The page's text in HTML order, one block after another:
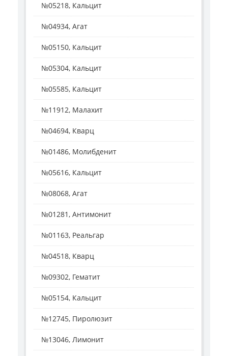
№05218, Кальцит
№04934, Агат
№05150, Кальцит
№05304, Кальцит
№05585, Кальцит
№11912, Малахит
№04694, Кварц
№01486, Молибденит
№05616, Кальцит
№08068, Агат
№01281, Антимонит
№01163, Реальгар
№04518, Кварц
№09302, Гематит
№05154, Кальцит
№12745, Пиролюзит
№13046, Лимонит